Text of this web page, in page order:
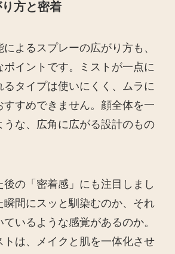
方と密着
よるスプレーの広がり方も、
ポイントです。ミストが一点に
るタイプは使いにくく、ムラに
すすめできません。顔全体を一
うな、広角に広がる設計のもの
後の「密着感」にも注目しまし
瞬間にスッと馴染むのか、それ
いるような感覚があるのか。
トは、メイクと肌を一体化させ